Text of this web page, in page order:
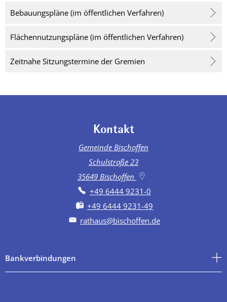
Bebauungspläne (im öffentlichen Verfahren)
Flächennutzungspläne (im öffentlichen Verfahren)
Zeitnahe Sitzungstermine der Gremien
Kontakt
Gemeinde Bischoffen
Schulstraße 23
35649 Bischoffen
+49 6444 9231-0
+49 6444 9231-49
rathaus@bischoffen.de
Bankverbindungen